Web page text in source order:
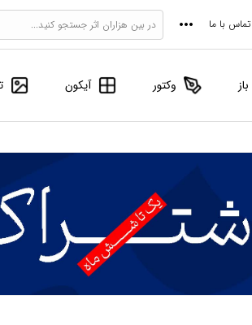
تماس با ما
وکتور آیکون